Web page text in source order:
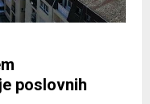
poslovnih